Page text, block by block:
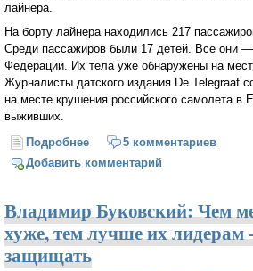
лайнера.
На борту лайнера находились 217
Среди пассажиров были 17 детей. Все они
Федерации. Их тела уже обнаружены на
Журналисты датского издания De Telegraaf
на месте крушения российского самолета в
выживших.
Подробнее о 1 ноября объявлено в
память о жертвах
5 комментариев
Добавить комментарий
Владимир Буковский: Чем
хуже, тем лучше их лидерам
защищать